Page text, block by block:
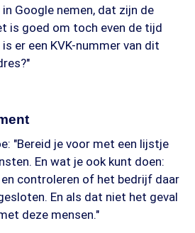
Google nemen, dat zijn de
is goed om toch even de tijd
er een KVK-nummer van dit
"Bereid je voor met een lijstje
En wat je ook kunt doen:
en controleren of het bedrijf daar
En als dat niet het geval
deze mensen."